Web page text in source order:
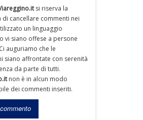
si riserva la
di cancellare commenti nei
un linguaggio
vi siano offese a persone
auguriamo che le
siano affrontate con serenità
da parte di tutti.
non è in alcun modo
dei commenti inseriti.